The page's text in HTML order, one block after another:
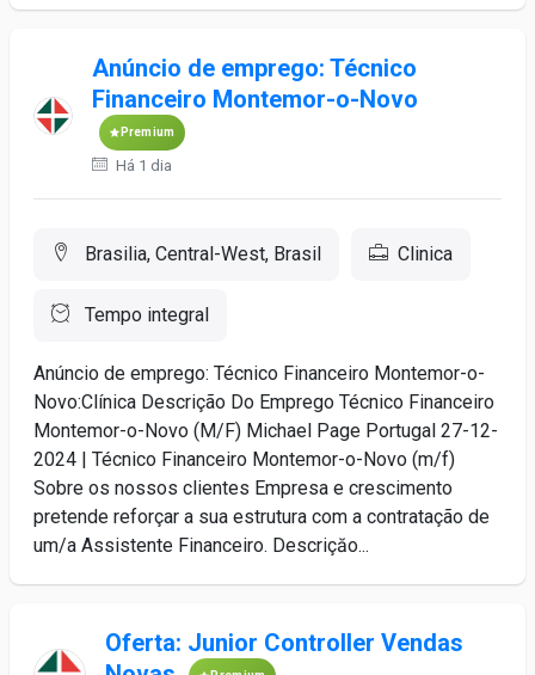
Anúncio de emprego: Técnico
Financeiro Montemor-o-Novo
Premium
Há 1 dia
Brasilia, Central-West, Brasil Clinica
Tempo integral
Anúncio de emprego: Técnico Financeiro Montemor-o-
Novo:Clínica Descrição Do Emprego Técnico Financeiro
Montemor-o-Novo (M/F) Michael Page Portugal 27-12-
2024 | Técnico Financeiro Montemor-o-Novo (m/f)
Sobre os nossos clientes Empresa e crescimento
pretende reforçar a sua estrutura com a contratação de
um/a Assistente Financeiro. Descriçăo...
Oferta: Junior Controller Vendas